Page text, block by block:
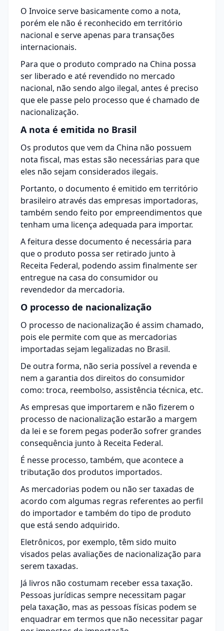
O Invoice serve basicamente como a nota,
porém ele não é reconhecido em território
nacional e serve apenas para transações
internacionais.
Para que o produto comprado na China possa
ser liberado e até revendido no mercado
nacional, não sendo algo ilegal, antes é preciso
que ele passe pelo processo que é chamado de
nacionalização.
A nota é emitida no Brasil
Os produtos que vem da China não possuem
nota fiscal, mas estas são necessárias para que
eles não sejam considerados ilegais.
Portanto, o documento é emitido em território
brasileiro através das empresas importadoras,
também sendo feito por empreendimentos que
tenham uma licença adequada para importar.
A feitura desse documento é necessária para
que o produto possa ser retirado junto à
Receita Federal, podendo assim finalmente ser
entregue na casa do consumidor ou
revendedor da mercadoria.
O processo de nacionalização
O processo de nacionalização é assim chamado,
pois ele permite com que as mercadorias
importadas sejam legalizadas no Brasil.
De outra forma, não seria possível a revenda e
nem a garantia dos direitos do consumidor
como: troca, reembolso, assistência técnica, etc.
As empresas que importarem e não fizerem o
processo de nacionalização estarão a margem
da lei e se forem pegas poderão sofrer grandes
consequência junto à Receita Federal.
É nesse processo, também, que acontece a
tributação dos produtos importados.
As mercadorias podem ou não ser taxadas de
acordo com algumas regras referentes ao perfil
do importador e também do tipo de produto
que está sendo adquirido.
Eletrônicos, por exemplo, têm sido muito
visados pelas avaliações de nacionalização para
serem taxadas.
Já livros não costumam receber essa taxação.
Pessoas jurídicas sempre necessitam pagar
pela taxação, mas as pessoas físicas podem se
enquadrar em termos que não necessitar pagar